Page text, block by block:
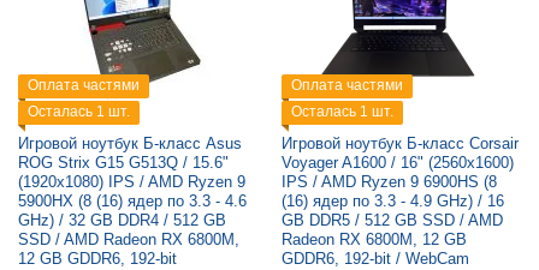
Оплата частями
Осталась 1 шт.
Игровой ноутбук Б-класс Asus
ROG Strix G15 G513Q / 15.6"
(1920x1080) IPS / AMD Ryzen 9
5900HX (8 (16) ядер по 3.3 - 4.6
GHz) / 32 GB DDR4 / 512 GB
SSD / AMD Radeon RX 6800M,
12 GB GDDR6, 192-bit
Оплата частями
Осталась 1 шт.
Игровой ноутбук Б-класс Corsair
Voyager A1600 / 16" (2560x1600)
IPS / AMD Ryzen 9 6900HS (8
(16) ядер по 3.3 - 4.9 GHz) / 16
GB DDR5 / 512 GB SSD / AMD
Radeon RX 6800M, 12 GB
GDDR6, 192-bit / WebCam